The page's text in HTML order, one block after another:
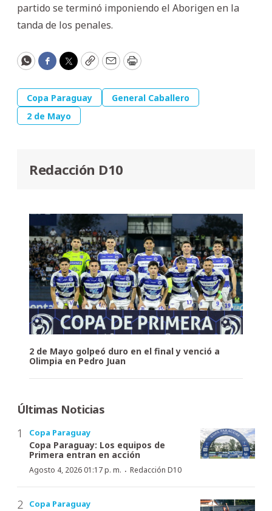
partido se terminó imponiendo el Aborigen en la
tanda de los penales.
WhatsApp
Facebook
Twitter
CopyEmailPrint
Copa Paraguay
General Caballero
2 de Mayo
Redacción D10
2 de Mayo golpeó duro en el final y venció a
Olimpia en Pedro Juan
Últimas Noticias
Copa Paraguay
Copa Paraguay: Los equipos de
Primera entran en acción
Agosto 4, 2026 01:17 p. m. · Redacción D10
Copa Paraguay